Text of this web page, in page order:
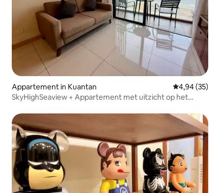
Appartement in Kuantan Gemiddelde
4,94 (35)
SkyHighSeaview + Appartement met uitzicht op het